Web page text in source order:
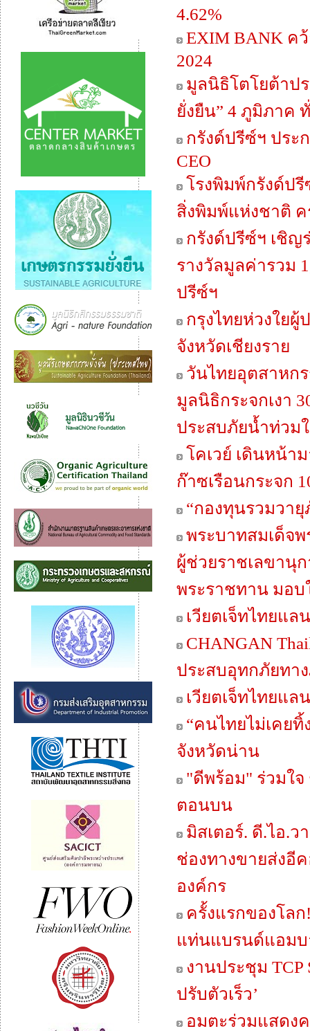
4.62%
EXIM BANK คว้
2024
มูลนิธิโตโยต้าป
ยั่งยืน” 4 ภูมิภาค
กรังด์ปรีซ์ฯ ประ
CEO
โรงพิมพ์กรังด์ปรี
สิ่งพิมพ์แห่งชาติ ค
กรังด์ปรีซ์ฯ เชิญร่
รางวัลมูลค่ารวม
ปรีซ์ฯ
กรุงไทยห่วงใย
จังหวัดเชียงราย
วันไทยอุตสาหก
มูลนิธิกระจกเงา
ประสบภัยน้ำท่วม
โคเวย์ เดินหน้า
ก๊าซเรือนกระจก
“กองทุนรวมวา
พระบาทสมเด็จพ
ผู้ช่วยราชเลขานุ
พระราชทาน มอบ
เวียตเจ็ทไทยแ
CHANGAN
ประสบอุทกภัยทา
เวียตเจ็ทไทยแล
“คนไทยไม่เคยทิ้
จังหวัดน่าน
"ดีพร้อม" ร่วมใ
ตอนบน
มิสเตอร์. ดี.ไอ.ว
ช่องทางขายส่งอี
องค์กร
ครั้งแรกของโลก
แท่นแบรนด์แอมบ
งานประชุม TCP
ปรับตัวเร็ว’
อมตะร่วมแสดง